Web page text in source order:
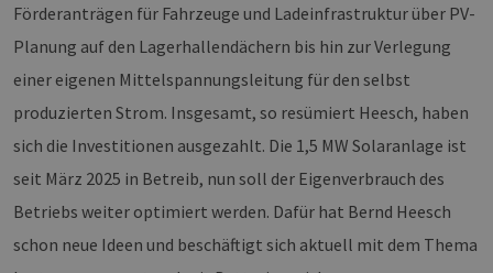
Förderanträgen für Fahrzeuge und Ladeinfrastruktur über PV-
Planung auf den Lagerhallendächern bis hin zur Verlegung
einer eigenen Mittelspannungsleitung für den selbst
produzierten Strom. Insgesamt, so resümiert Heesch, haben
sich die Investitionen ausgezahlt. Die 1,5 MW Solaranlage ist
seit März 2025 in Betreib, nun soll der Eigenverbrauch des
Betriebs weiter optimiert werden. Dafür hat Bernd Heesch
schon neue Ideen und beschäftigt sich aktuell mit dem Thema